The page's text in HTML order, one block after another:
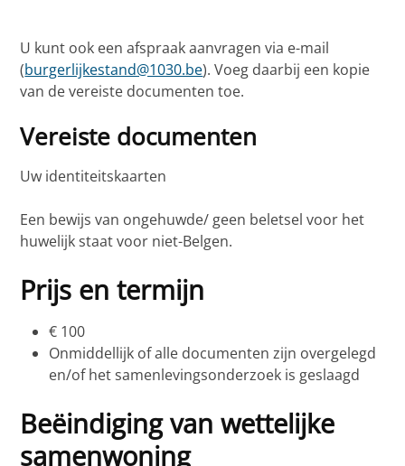
U kunt ook een afspraak aanvragen via e-mail
(burgerlijkestand@1030.be). Voeg daarbij een kopie
van de vereiste documenten toe.
Vereiste documenten
Uw identiteitskaarten
Een bewijs van ongehuwde/ geen beletsel voor het
huwelijk staat voor niet-Belgen.
Prijs en termijn
€ 100
Onmiddellijk of alle documenten zijn overgelegd
en/of het samenlevingsonderzoek is geslaagd
Beëindiging van wettelijke
samenwoning